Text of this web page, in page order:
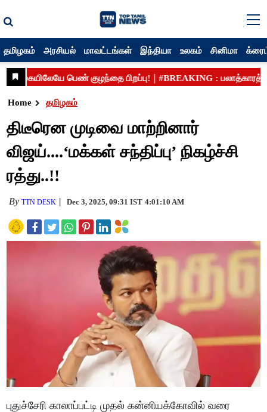
தமிழகம் அரசியல் மாவட்டங்கள் இந்தியா உலகம் சினிமா
Home தமிழகம்
திடீரென முடிவை மாற்றினார்
விஜய்....‘மக்கள் சந்திப்பு’ நிகழ்ச்சி
ரத்து..!!
ByTTN DESK Dec 3, 2025, 09:31 IST 4:01:10 AM
புதுச்சேரி காலாப்பட்டி முதல் கன்னியக்கோவில் வரை